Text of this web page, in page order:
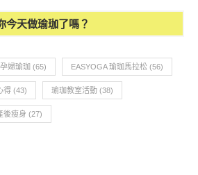
今天做瑜珈了嗎？
孕婦瑜珈 (65) EASYOGA 瑜珈馬拉松 (56)
得 (43) 瑜珈教室活動 (38)
後瘦身 (27)